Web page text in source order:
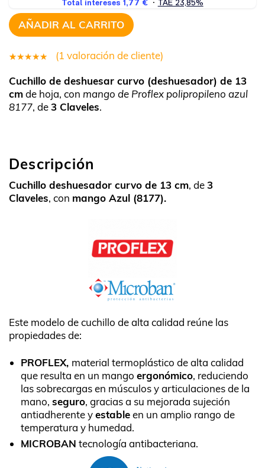
AÑADIR AL CARRITO
5.00sobre
5 basado
(1 valoración de cliente)
Cuchillo de deshuesar curvo (deshuesador) de 13
cmde hoja, con mango de Proflex polipropileno azul
8177, de3 Claveles.
Descripción
Cuchillo deshuesador curvo de 13 cm, de3
Claveles, con mango Azul (8177).
Este modelo de cuchillo de alta calidad reúne las
propiedades de:
PROFLEX, material termoplástico de alta calidad
que resulta en un mango ergonómico, reduciendo
las sobrecargas en músculos y articulaciones de la
mano, seguro, gracias a su mejorada sujeción
antiadherente yestableen un amplio rango de
temperatura y humedad.
MICROBAN tecnología antibacteriana.